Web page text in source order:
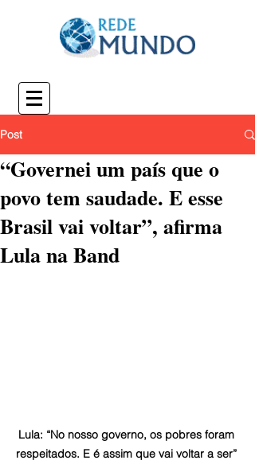
Post
“Governei um país que o
povo tem saudade. E esse
Brasil vai voltar”, afirma
Lula na Band
Lula: “No nosso governo, os pobres foram
respeitados. E é assim que vai voltar a ser”